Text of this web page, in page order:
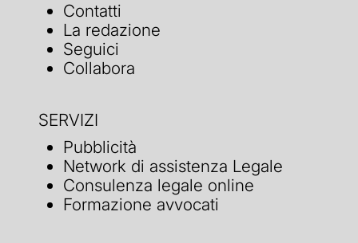
Contatti
La redazione
Seguici
Collabora
SERVIZI
Pubblicità
Network di assistenza Legale
Consulenza legale online
Formazione avvocati